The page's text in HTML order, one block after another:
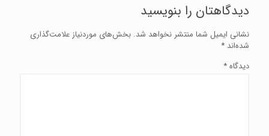
دیدگاهتان را بنویسید
نشانی ایمیل شما منتشر نخواهد شد. بخش‌های موردنیاز علامت‌گذاری
شده‌اند *
دیدگاه*